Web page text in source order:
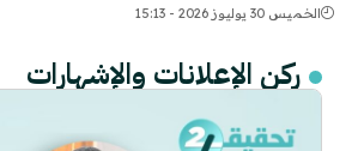
الخميس 30 يوليوز 2026 - 15:13
ركن الإعلانات والإشهارات